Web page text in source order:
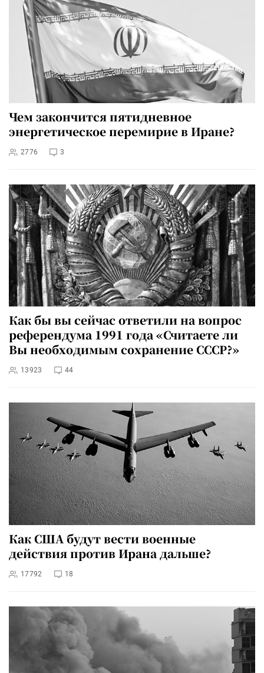
Чем закончится пятидневное
энергетическое перемирие в Иране?
2776 3
Как бы вы сейчас ответили на вопрос
референдума 1991 года «Считаете ли
Вы необходимым сохранение СССР?»
13923 44
Как США будут вести военные
действия против Ирана дальше?
17792 18